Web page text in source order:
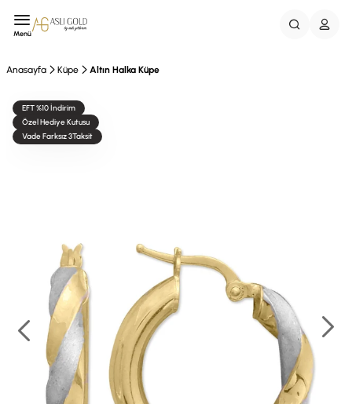
Menü
Anasayfa Küpe Altın Halka Küpe
EFT %10 İndirim
Özel Hediye Kutusu
Vade Farksız 3Taksit